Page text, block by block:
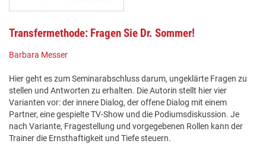
Transfermethode: Fragen Sie Dr. Sommer!
Barbara Messer
Hier geht es zum Seminarabschluss darum, ungeklärte Fragen zu
stellen und Antworten zu erhalten. Die Autorin stellt hier vier
Varianten vor: der innere Dialog, der offene Dialog mit einem
Partner, eine gespielte TV-Show und die Podiumsdiskussion. Je
nach Variante, Fragestellung und vorgegebenen Rollen kann der
Trainer die Ernsthaftigkeit und Tiefe steuern.